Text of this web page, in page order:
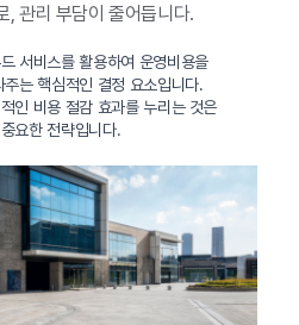
, 관리 부담이 줄어듭니다.
서비스를 활용하여 운영비용을
는 핵심적인 결정 요소입니다.
인 비용 절감 효과를 누리는 것은
요한 전략입니다.